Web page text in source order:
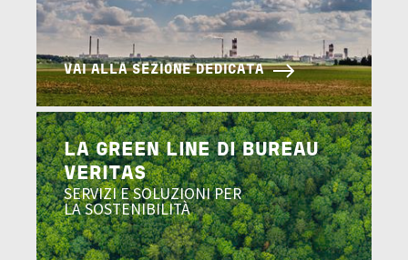
VAI ALLA SEZIONE DEDICATA
Image
LA GREEN LINE DI BUREAU
VERITAS
SERVIZI E SOLUZIONI PER
LA SOSTENIBILITÀ